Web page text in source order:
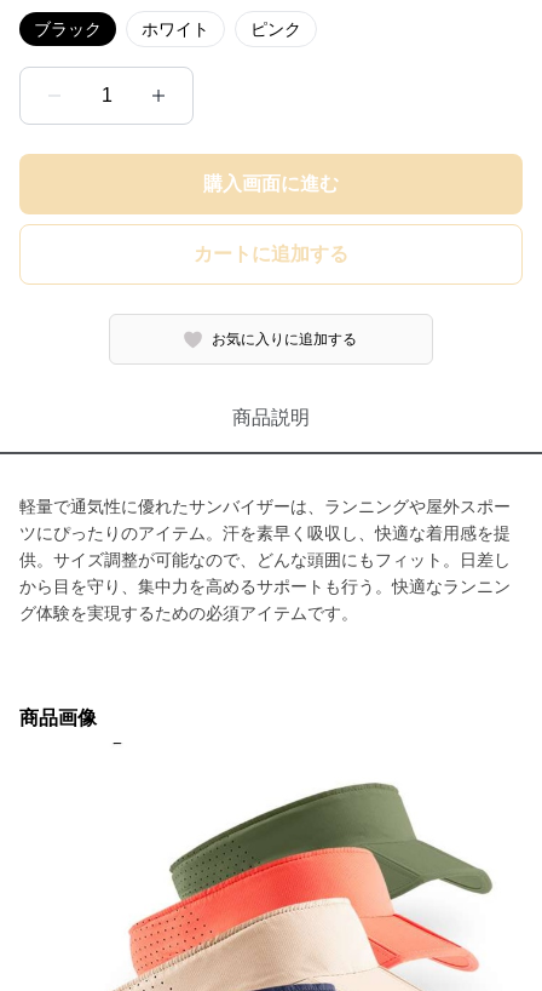
ブラック ホワイト ピンク
1
購入画面に進む
カートに追加する
お気に入りに追加する
商品説明
軽量で通気性に優れたサンバイザーは、ランニングや屋外スポー
ツにぴったりのアイテム。汗を素早く吸収し、快適な着用感を提
供。サイズ調整が可能なので、どんな頭囲にもフィット。日差し
から目を守り、集中力を高めるサポートも行う。快適なランニン
グ体験を実現するための必須アイテムです。
商品画像